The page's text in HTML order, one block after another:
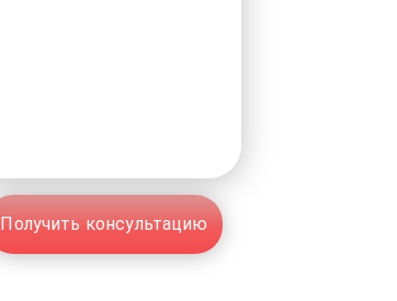
Получить консультацию